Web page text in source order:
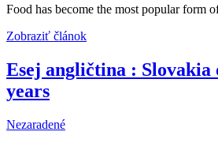
Food has become the most popular
Zobraziť článok
Esej angličtina : Slovakia
years
Nezaradené